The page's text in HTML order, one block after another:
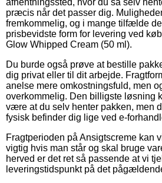
præcis når det passer dig.
fremkommelig, og i mange tilfælde
prisbevidste form for levering ved
Glow Whipped Cream (50 ml).
Du burde også prøve at bestille
dig privat eller til dit arbejde.
anelse mere omkostningsfuld, men
overkommelig. Den billigste løsning
være at du selv henter pakken, men
fysisk befinder dig lige ved e-
Fragtperioden på Ansigtscreme kan
vigtig hvis man står og skal bruge
herved er det ret så passende at vi
leveringstidspunkt på det